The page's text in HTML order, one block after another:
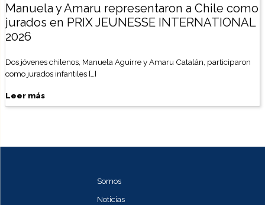
Manuela y Amaru representaron a Chile como
jurados en PRIX JEUNESSE INTERNATIONAL
2026
Dos jóvenes chilenos, Manuela Aguirre y Amaru Catalán, participaron
como jurados infantiles […]
Leer más
Somos
Noticias